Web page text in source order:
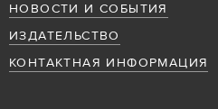
НОВОСТИ И СОБЫТИЯ
ИЗДАТЕЛЬСТВО
КОНТАКТНАЯ ИНФОРМАЦИЯ